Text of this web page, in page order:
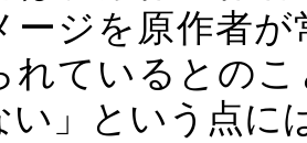
ージを原作者
れているとの
い」という点に